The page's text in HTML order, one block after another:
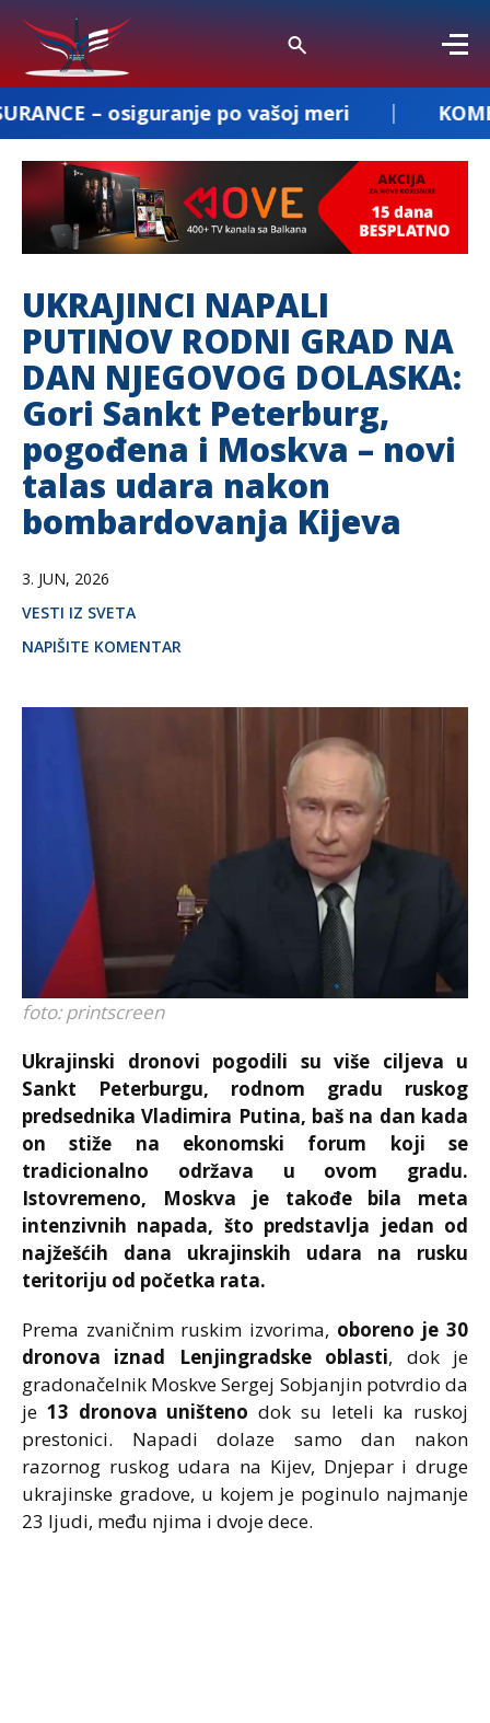
po vašoj meri KOMBI PREVOZ
UKRAJINCI NAPALI
PUTINOV RODNI GRAD NA
DAN NJEGOVOG DOLASKA:
Gori Sankt Peterburg,
pogođena i Moskva – novi
talas udara nakon
bombardovanja Kijeva
3. JUN, 2026
VESTI IZ SVETA
NAPIŠITE KOMENTAR
foto: printscreen
Ukrajinski dronovi pogodili su više ciljeva u
Sankt Peterburgu, rodnom gradu ruskog
predsednika Vladimira Putina, baš na dan kada
on stiže na ekonomski forum koji se
tradicionalno održava u ovom gradu.
Istovremeno, Moskva je takođe bila meta
intenzivnih napada, što predstavlja jedan od
najžešćih dana ukrajinskih udara na rusku
teritoriju od početka rata.
Prema zvaničnim ruskim izvorima, oboreno je 30
dronova iznad Lenjingradske oblasti, dok je
gradonačelnik Moskve Sergej Sobjanjin potvrdio da
je 13 dronova uništeno dok su leteli ka ruskoj
prestonici. Napadi dolaze samo dan nakon
razornog ruskog udara na Kijev, Dnjepar i druge
ukrajinske gradove, u kojem je poginulo najmanje
23 ljudi, među njima i dvoje dece.